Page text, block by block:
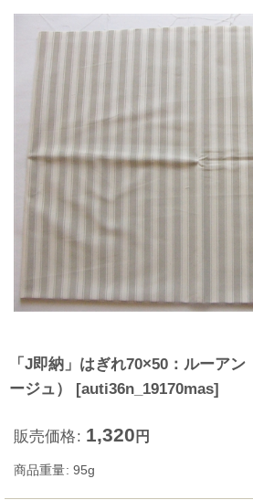
「J即納」はぎれ70×50：ルーア
ージュ）
[auti36n_19170mas]
販売価格: 1,320 円
商品重量: 95g